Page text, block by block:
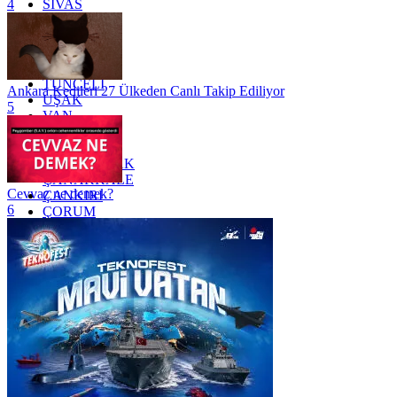
SİVAS
SİİRT
TEKİRDAĞ
TOKAT
TRABZON
TUNCELİ
UŞAK
VAN
YALOVA
YOZGAT
ZONGULDAK
ÇANAKKALE
ÇANKIRI
ÇORUM
İSTANBUL
İZMİR
ŞANLIURFA
ŞIRNAK
4
Ankara Kedileri 27 Ülkeden Canlı Takip Ediliyor
5
Cevvaz ne demek?
6